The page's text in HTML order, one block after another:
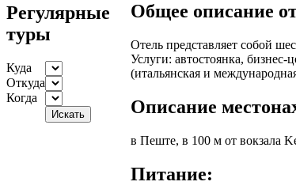
Регулярные
туры
Куда
Откуда
Когда
Общее описание
Отель представляет собой
Услуги: автостоянка, бизнес-
(итальянская и
Описание
в Пеште, в 100 м от вокзала
Питание: